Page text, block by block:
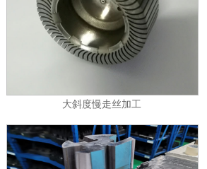
大斜度慢走丝加工